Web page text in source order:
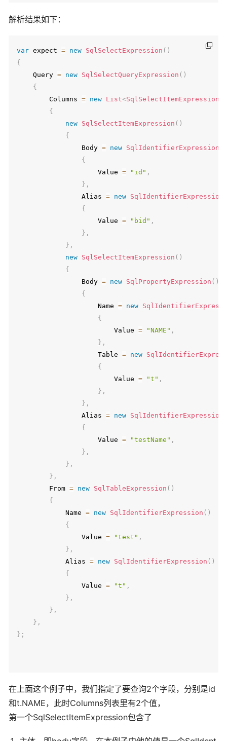
解析结果如下：
var expect = new SqlSelectExpression ( )
{
    Query
= new SqlSelectQueryExpression ( )
{
        Columns
= new List<SqlSelectItemExpression
{
new SqlSelectItemExpression ( )
{
                Body
= new SqlIdentifierExpression
{
                    Value
= "id" ,
} ,
                Alias
= new SqlIdentifierExpression
{
                    Value
= "bid" ,
} ,
} ,
new SqlSelectItemExpression ( )
{
                Body
= new SqlPropertyExpression ( )
{
                    Name
= new
{
                        Value
= "NAME" ,
} ,
                    Table
= new
{
                        Value
= "t" ,
} ,
} ,
                Alias
= new SqlIdentifierExpression
{
                    Value
= "testName" ,
} ,
} ,
} ,
        From
= new SqlTableExpression ( )
{
            Name
= new SqlIdentifierExpression ( )
{
                Value
= "test" ,
} ,
            Alias
= new SqlIdentifierExpression ( )
{
                Value
= "t" ,
} ,
} ,
} ,
} ;
在上面这个例子中，我们指定了要查询2个字段，分别是id
和t.NAME，此时Columns列表里有2个值，
第一个SqlSelectItemExpression包含了